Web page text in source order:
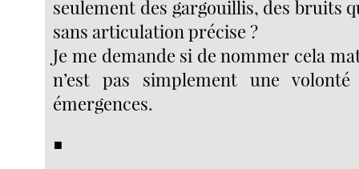
seulement des gargouillis, des bruits
sans articulation précise ?
Je me demande si de nommer cela
n’est pas simplement une
émergences.
■